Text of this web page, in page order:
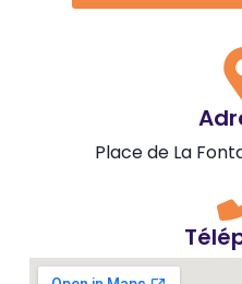
Place de La